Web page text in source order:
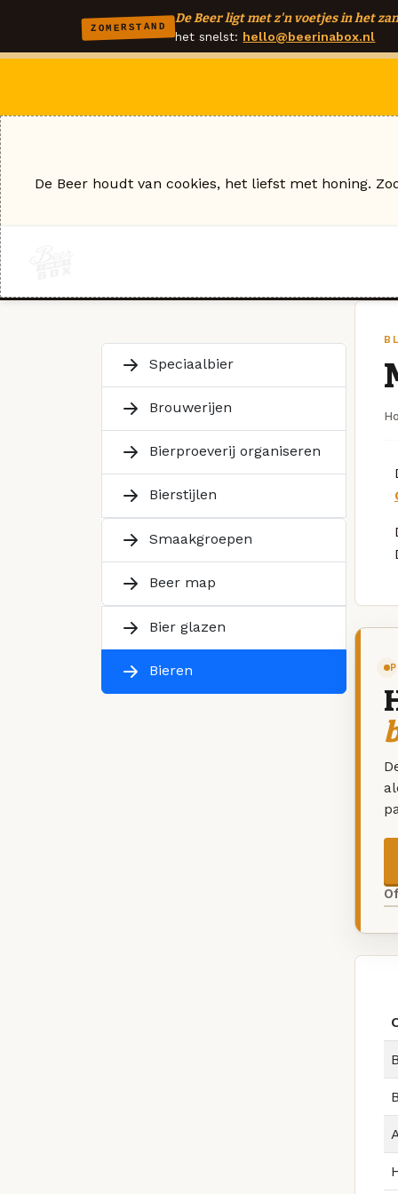
ZOMERSTAND
De Beer ligt met z'n voetjes in het
het snelst: hello@beerinabox.nl
Speciaalbier
Brouwerijen
Bierproeverij organiseren
Bierstijlen
Smaakgroepen
Beer map
Bier glazen
Bieren
De Beer houdt van cookies, het liefst met honing.